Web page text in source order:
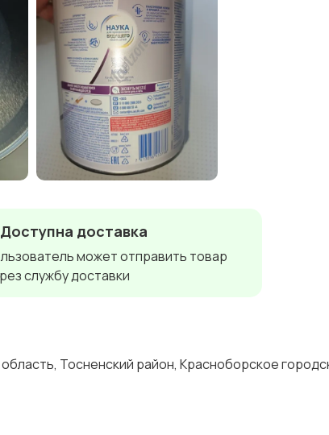
доставка
может отправить товар
службу доставки
Тосненский район, Красноборское